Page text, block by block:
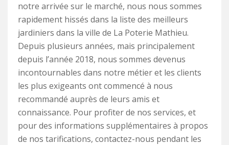
notre arrivée sur le marché, nous nous sommes
rapidement hissés dans la liste des meilleurs
jardiniers dans la ville de La Poterie Mathieu.
Depuis plusieurs années, mais principalement
depuis l’année 2018, nous sommes devenus
incontournables dans notre métier et les clients
les plus exigeants ont commencé à nous
recommandé auprès de leurs amis et
connaissance. Pour profiter de nos services, et
pour des informations supplémentaires à propos
de nos tarifications, contactez-nous pendant les